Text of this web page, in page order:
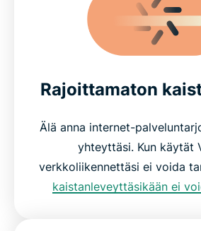
Rajoittamaton
Älä anna internet-
yhteyttäsi. Kun käytät
verkkoliikennettäsi ei voida
kaistanleveyttäsikään ei